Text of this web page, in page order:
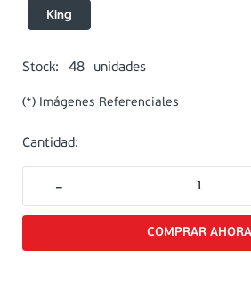
King
Stock: 48 unidades
(*) Imágenes Referenciales
Cantidad:
－